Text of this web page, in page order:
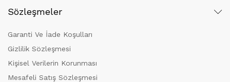
Sözleşmeler
Garanti Ve İade Koşulları
Gizlilik Sözleşmesi
Kişisel Verilerin Korunması
Mesafeli Satış Sözleşmesi